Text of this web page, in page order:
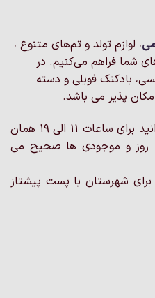
، لوازم تولد و تم‌های متنوع ،
شما فراهم می‌کنیم. در
بادکنک فویلی و دسته
پذیر می باشد.
اگر داخل تهران هستین ، می توانید برای ساعات 11 الی 19 همان
روز و موجودی ها صحیح می
شهرستان با پست پیشتاز